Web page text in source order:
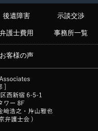
後遺障害 示談交渉
弁護士費用 事務所一覧
お客様の声